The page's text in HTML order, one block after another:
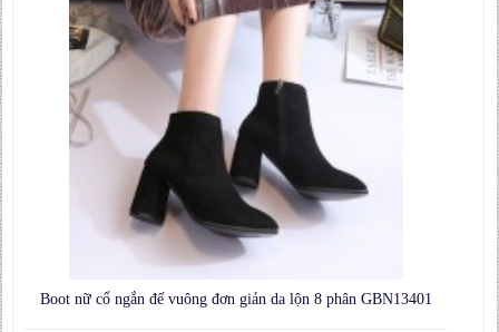
Boot nữ cổ ngắn đế vuông đơn giản da lộn 8 phân GBN13401